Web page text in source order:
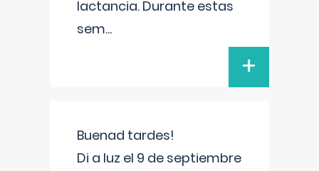
lactancia. Durante estas
sem...
+
Buenad tardes!
Di a luz el 9 de septiembre